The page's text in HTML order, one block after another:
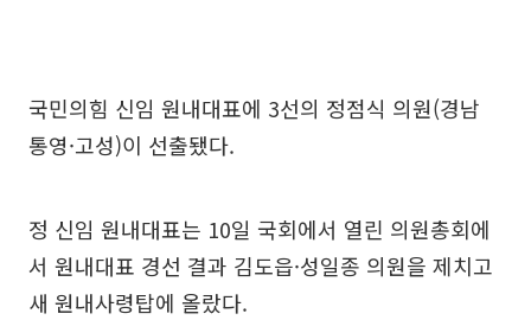
국민의힘 신임 원내대표에 3선의 정점식 의원(경남
통영·고성)이 선출됐다.
정 신임 원내대표는 10일 국회에서 열린 의원총회에
서 원내대표 경선 결과 김도읍·성일종 의원을 제치고
새 원내사령탑에 올랐다.